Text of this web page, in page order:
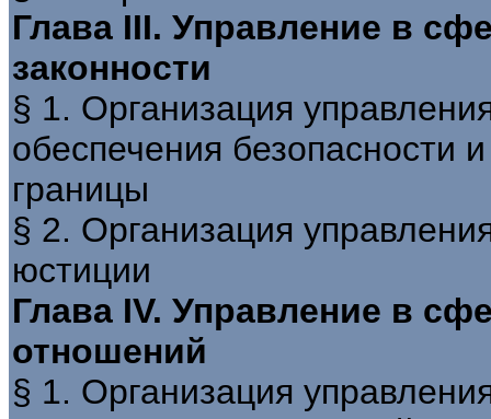
Глава III. Управление в
законности
§ 1. Организация
обеспечения безопасности
границы
§ 2. Организация
юстиции
Глава IV. Управление в
отношений
§ 1. Организация